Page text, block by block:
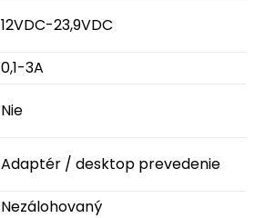
12VDC-23,9VDC
0,1-3A
Nie
Adaptér / desktop prevedenie
Nezálohovaný